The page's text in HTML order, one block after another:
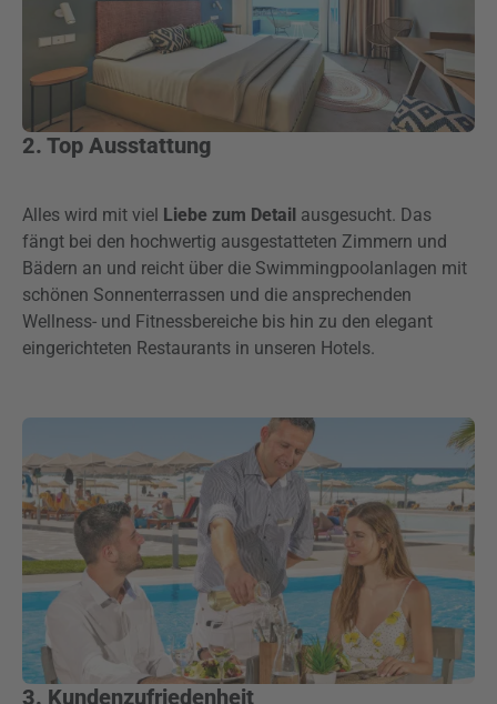
2. Top Ausstattung
Alles wird mit viel Liebe zum Detail ausgesucht. Das
fängt bei den hochwertig ausgestatteten Zimmern und
Bädern an und reicht über die Swimmingpoolanlagen mit
schönen Sonnenterrassen und die ansprechenden
Wellness- und Fitnessbereiche bis hin zu den elegant
eingerichteten Restaurants in unseren Hotels.
3. Kundenzufriedenheit